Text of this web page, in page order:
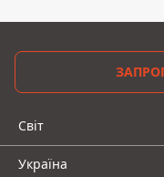
Світ
Україна